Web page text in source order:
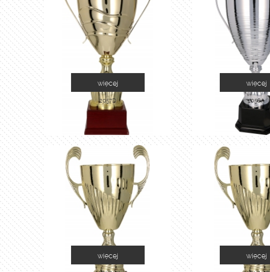
2057D
więcej
2058A
więcej
więcej więcej